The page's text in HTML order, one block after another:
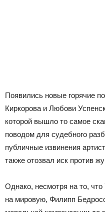
Появились новые горячие
Киркорова и Любови
которой вышло то самое
поводом для судебного
публичные извинения
также отозвал иск против
Однако, несмотря на то, что
на мировую, Филипп